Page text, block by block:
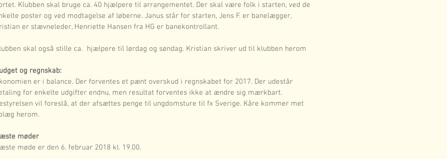
Klubben skal bruge ca. 40 hjælpere til arrangementet. Der skal være folk i starten, ved de
poster og ved modtagelse af løberne. Janus står for starten, Jens F. er banelægger,
er stævneleder, Henriette Hansen fra HG er banekontrollant.
skal også stille ca.  hjælpere til lørdag og søndag. Kristian skriver ud til klubben herom
og regnskab:
er i balance. Der forventes et pænt overskud i regnskabet for 2017. Der udestår
for enkelte udgifter endnu, men resultat forventes ikke at ændre sig mærkbart.
vil foreslå, at der afsættes penge til ungdomsture til fx Sverige. Kåre kommer met
herom.
møder
møde er den 6. februar 2018 kl. 19.00.